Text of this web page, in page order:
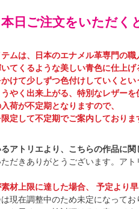
本日ご注文をいただく
ムは、日本のエナメル革専門の職
てくるような美しい青色に仕上げ
けて少しずつ色付けしていくとい
やく出来上がる、特別なレザーを
荷が不定期となりますので、
定して不定期でご案内しておりま
アトリエより、こちらの作品に関
だきありがとうございます。ア
材上限に達した場合、 予定より
現在調整中のため未定になって